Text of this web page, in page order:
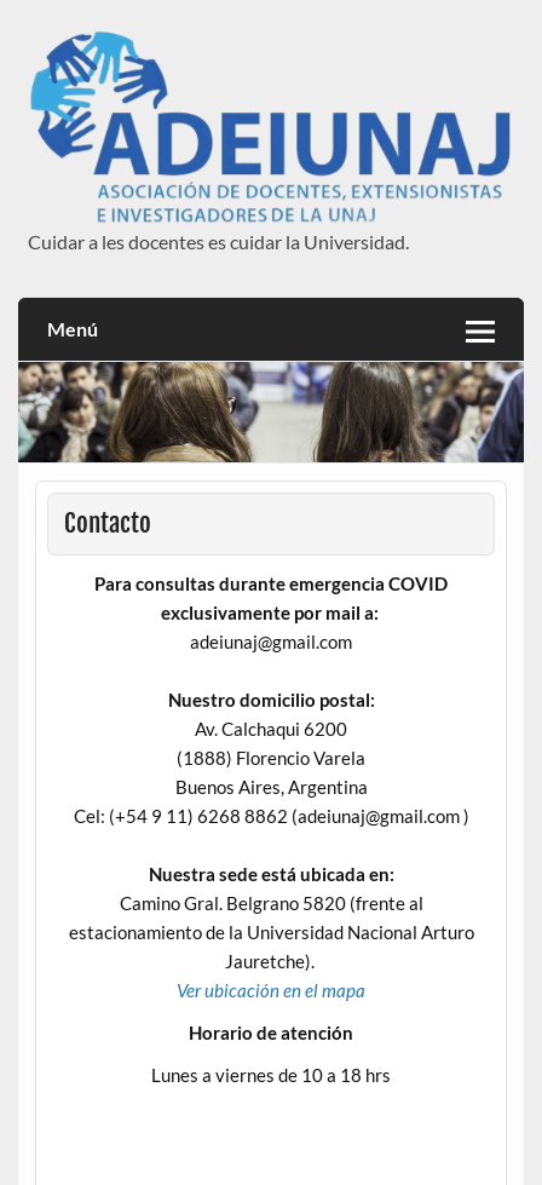
contenido
ADEIUNAJ
Cuidar a les docentes es cuidar la Universidad.
Menú
Contacto
Para consultas durante emergencia COVID
exclusivamente por mail a:
adeiunaj@gmail.com
Nuestro domicilio postal:
Av. Calchaqui 6200
(1888) Florencio Varela
Buenos Aires, Argentina
Cel: (+54 9 11) 6268 8862 (adeiunaj@gmail.com )
Nuestra sede está ubicada en:
Camino Gral. Belgrano 5820 (frente al
estacionamiento de la Universidad Nacional Arturo
Jauretche).
Ver ubicación en el mapa
Horario de atención
Lunes a viernes de 10 a 18 hrs